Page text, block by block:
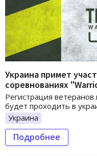
Украина примет
соревнованиях
Регистрация
будет проходить в
Украина
Подробнее